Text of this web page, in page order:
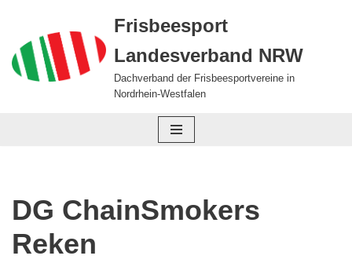
Zum
Inhalt
springen
Frisbeesport
Landesverband NRW
Dachverband der Frisbeesportvereine in
Nordrhein-Westfalen
DG ChainSmokers
Reken